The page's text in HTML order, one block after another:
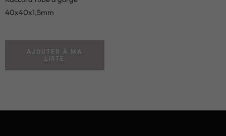
40x40x1,5mm
AJOUTER À MA
LISTE